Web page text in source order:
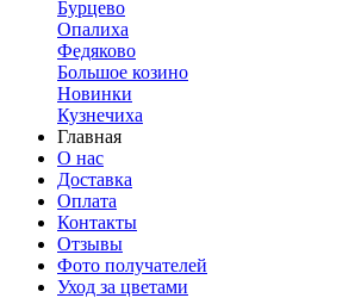
Бурцево
Опалиха
Федяково
Большое козино
Новинки
Кузнечиха
Главная
О нас
Доставка
Оплата
Контакты
Отзывы
Фото получателей
Уход за цветами